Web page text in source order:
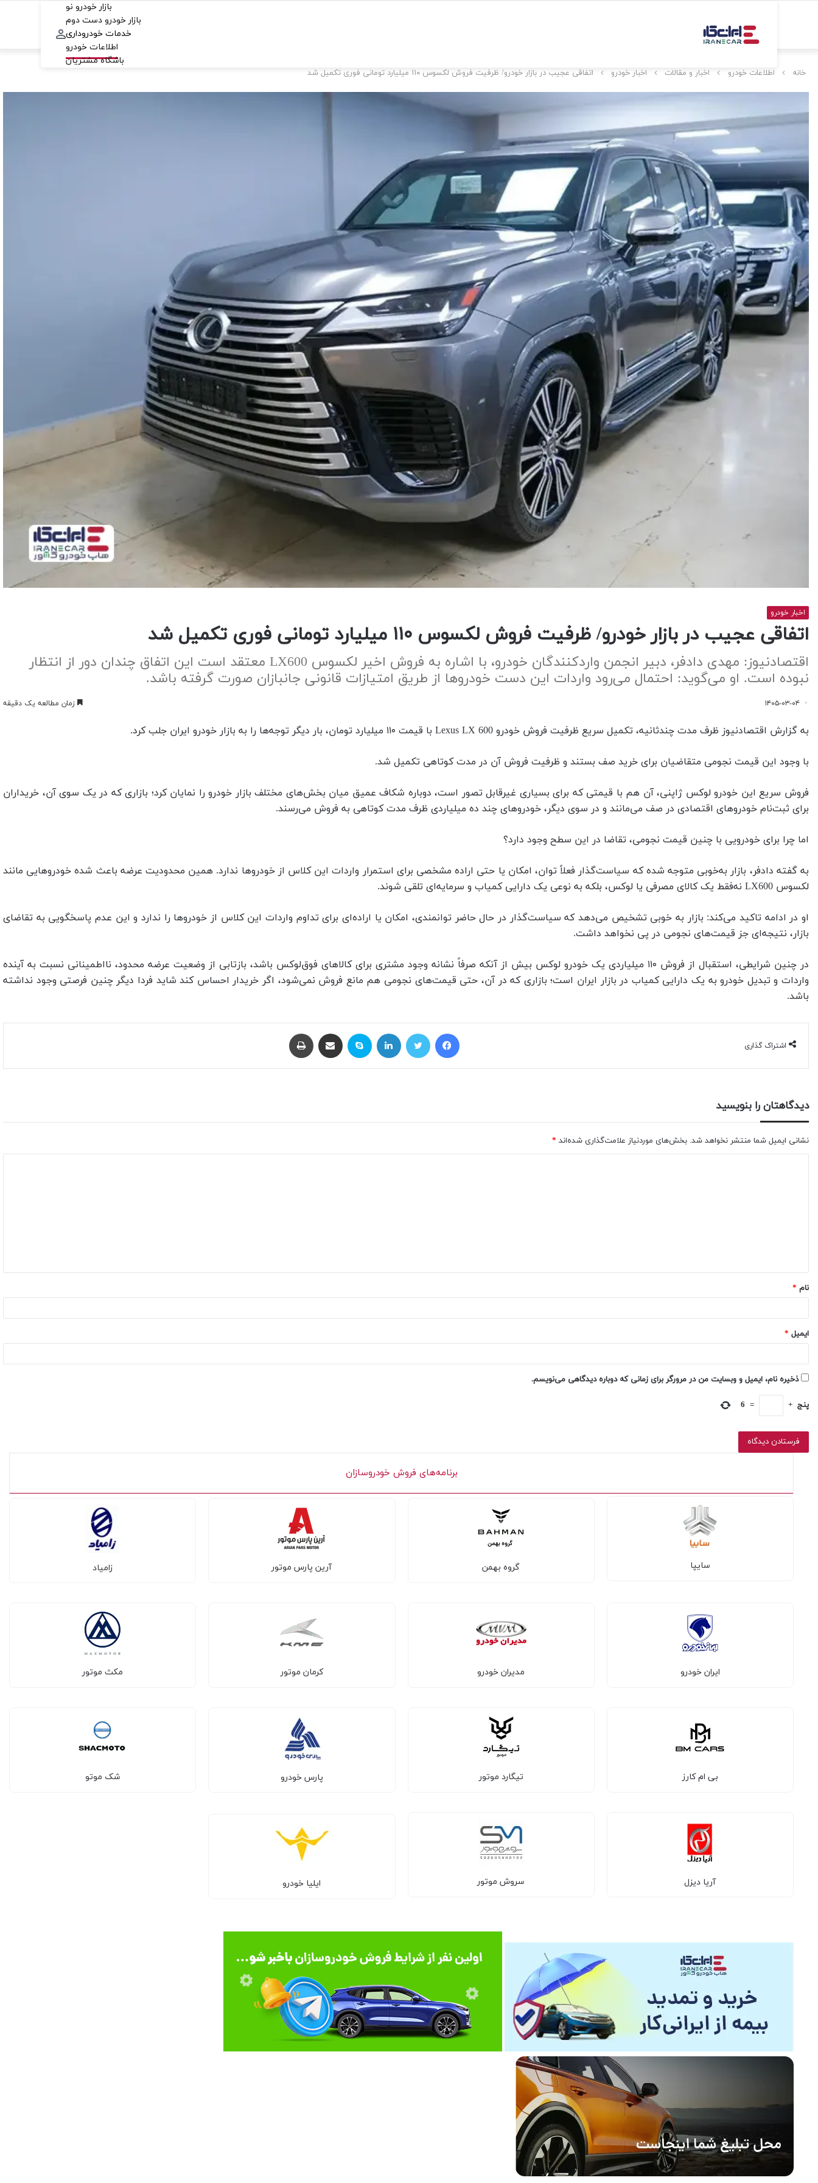
بازار خودرو نو
بازار خودرو دست دوم
خدمات خودروداری
اطلاعات خودرو
باشگاه مشتریان
خانه اطلاعات خودرو اخبار و مقالات اخبار خودرو اتفاقی عجیب در بازار خودرو/ ظرفیت فروش لکسوس ۱۱۰ میلیارد تومانی فوری تکمیل شد
اخبار خودرو
اتفاقی عجیب در بازار خودرو/ ظرفیت فروش لکسوس ۱۱۰ میلیارد تومانی فوری تکمیل شد
اقتصادنیوز: مهدی دادفر، دبیر انجمن واردکنندگان خودرو، با اشاره به فروش اخیر لکسوس LX600 معتقد است این اتفاق چندان دور از انتظار
نبوده است. او می‌گوید: احتمال می‌رود واردات این دست خودروها از طریق امتیازات قانونی جانبازان صورت گرفته باشد.
۱۴۰۵-۰۳-۰۴ زمان مطالعه یک دقیقه
به گزارش اقتصادنیوز ظرف مدت چندثانیه، تکمیل سریع ظرفیت فروش خودرو Lexus LX 600 با قیمت ۱۱۰ میلیارد تومان، بار دیگر توجه‌ها را به بازار خودرو ایران جلب کرد.
با وجود این قیمت نجومی متقاضیان برای خرید صف بستند و ظرفیت فروش آن در مدت کوتاهی تکمیل شد.
فروش سریع این خودرو لوکس ژاپنی، آن هم با قیمتی که برای بسیاری غیرقابل تصور است، دوباره شکاف عمیق میان بخش‌های مختلف بازار خودرو را نمایان کرد؛ بازاری که در یک سوی آن، خریداران
برای ثبت‌نام خودروهای اقتصادی در صف می‌مانند و در سوی دیگر، خودروهای چند ده میلیاردی ظرف مدت کوتاهی به فروش می‌رسند.
اما چرا برای خودرویی با چنین قیمت نجومی، تقاضا در این سطح وجود دارد؟
به گفته دادفر، بازار به‌خوبی متوجه شده که سیاست‌گذار فعلاً توان، امکان یا حتی اراده مشخصی برای استمرار واردات این کلاس از خودروها ندارد. همین محدودیت عرضه باعث شده خودروهایی مانند
لکسوس LX600 نه‌فقط یک کالای مصرفی یا لوکس، بلکه به نوعی یک دارایی کمیاب و سرمایه‌ای تلقی شوند.
او در ادامه تاکید می‌کند: بازار به خوبی تشخیص می‌دهد که سیاست‌گذار در حال حاضر توانمندی، امکان یا اراده‌ای برای تداوم واردات این کلاس از خودروها را ندارد و این عدم پاسخگویی به تقاضای
بازار، نتیجه‌ای جز قیمت‌های نجومی در پی نخواهد داشت.
در چنین شرایطی، استقبال از فروش ۱۱۰ میلیاردی یک خودرو لوکس بیش از آنکه صرفاً نشانه وجود مشتری برای کالاهای فوق‌لوکس باشد، بازتابی از وضعیت عرضه محدود، نااطمینانی نسبت به آینده
واردات و تبدیل خودرو به یک دارایی کمیاب در بازار ایران است؛ بازاری که در آن، حتی قیمت‌های نجومی هم مانع فروش نمی‌شود، اگر خریدار احساس کند شاید فردا دیگر چنین فرصتی وجود نداشته
باشد.
اشتراک گذاری
دیدگاهتان را بنویسید
نشانی ایمیل شما منتشر نخواهد شد. بخش‌های موردنیاز علامت‌گذاری شده‌اند *
نام *
ایمیل *
ذخیره نام، ایمیل و وبسایت من در مرورگر برای زمانی که دوباره دیدگاهی می‌نویسم.
پنج +
=
6
برنامه‌های فروش خودروسازان
سایپا گروه بهمن آرین پارس موتور زامیاد
ایران خودرو مدیران خودرو کرمان موتور مکث موتور
بی ام کارز تیگارد موتور پارس خودرو شک موتو
آریا دیزل سروش موتور ایلیا خودرو